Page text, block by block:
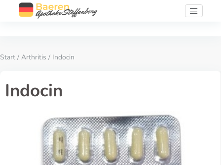
Start / Arthritis / Indocin
Indocin